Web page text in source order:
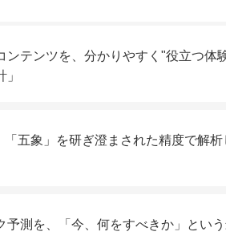
ンテンツを、分かりやすく"役立つ体
スLiVE（YouTube）」、これらを通
ポーターの生活や社会を支える企業
「五象」を研ぎ澄まされた精度で解析
いう地球のあらゆる現象を研ぎ澄ま
予測を、「今、何をすべきか」とい